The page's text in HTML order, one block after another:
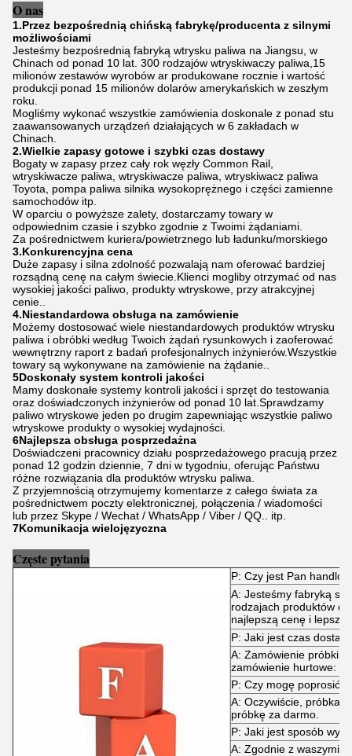
O nas
1.Przez bezpośrednią chińską fabrykę/producenta z silnymi
możliwościami
Jesteśmy bezpośrednią fabryką wtrysku paliwa na Jiangsu, w
Chinach od ponad 10 lat. 300 rodzajów wtryskiwaczy paliwa,15
milionów zestawów wyrobów ar produkowane rocznie i wartość
produkcji ponad 15 milionów dolarów amerykańskich w zeszłym
roku.
Mogliśmy wykonać wszystkie zamówienia doskonale z ponad stu
zaawansowanych urządzeń działających w 6 zakładach w
Chinach.
2.Wielkie zapasy gotowe i szybki czas dostawy
Bogaty w zapasy przez cały rok węzły Common Rail,
wtryskiwacze paliwa, wtryskiwacze paliwa, wtryskiwacz paliwa
Toyota, pompa paliwa silnika wysokoprężnego i części zamienne
samochodów itp.
W oparciu o powyższe zalety, dostarczamy towary w
odpowiednim czasie i szybko zgodnie z Twoimi żądaniami.
Za pośrednictwem kuriera/powietrznego lub ładunku/morskiego
3.Konkurencyjna cena
Duże zapasy i silna zdolność pozwalają nam oferować bardziej
rozsądną cenę na całym świecie.Klienci mogliby otrzymać od nas
wysokiej jakości paliwo, produkty wtryskowe, przy atrakcyjnej
cenie..
4.Niestandardowa obsługa na zamówienie
Możemy dostosować wiele niestandardowych produktów wtrysku
paliwa i obróbki według Twoich żądań rysunkowych i zaoferować
wewnętrzny raport z badań profesjonalnych inżynierów.Wszystkie
towary są wykonywane na zamówienie na żądanie..
5Doskonały system kontroli jakości
Mamy doskonałe systemy kontroli jakości i sprzęt do testowania
oraz doświadczonych inżynierów od ponad 10 lat.Sprawdzamy
paliwo wtryskowe jeden po drugim zapewniając wszystkie paliwo
wtryskowe produkty o wysokiej wydajności.
6Najlepsza obsługa posprzedażna
Doświadczeni pracownicy działu posprzedażowego pracują przez
ponad 12 godzin dziennie, 7 dni w tygodniu, oferując Państwu
różne rozwiązania dla produktów wtrysku paliwa.
Z przyjemnością otrzymujemy komentarze z całego świata za
pośrednictwem poczty elektronicznej, połączenia / wiadomości
lub przez Skype / Wechat / WhatsApp / Viber / QQ.. itp.
7Komunikacja wielojęzyczna
Częste pytania
P: Czy jest Pan
A: Jesteśmy fabryką
rodzajach produktów
najlepszą cenę i lepszą
P: Jaki jest czas
A: Zamówienie próbki:
zamówienie hurtowe:
P: Czy mogę poprosić
A: Oczywiście, próbka
próbkę za darmo.
P: Jaki jest sposób
A: Zgodnie z waszymi